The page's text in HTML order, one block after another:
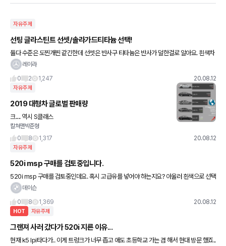
자유주제
선팅 글라스틴트 선셋/솔라가드티타늄 선택!
둘다 수준은 도찐개찐 같긴한데 선셋은 반사구 티타늄은 반사가 덜한걸로 알아요. 흰색차
에 뭐가 이쁠까요? 요즘 나름 젊은이들은 다 반사필름한다는데 ㅠㅠ 프라이버시 유지된
레이라
0
2 1,247 20.08.12
자유주제
2019 대형차 글로벌 판매량
크.... 역시 S클래스
칼쳐맨박준형
0
8 1,317 20.08.12
자유주제
520i msp 구매를 검토중입니다.
520i msp 구매를 검토중인데요. 혹시 고급유를 넣어야 하는지요? 아울러 흰색으로 선택
하려고 하는데 흰색일 경우 할인가 정보 아시면 공유 부탁드릴게요.
데이슨
0
8 1,369 20.08.12
HOT 자유주제
그랜져 사러 갔다가 520i 지른 이유...
현재 k5 lpi타다가.. 이게 트렁크가 너무 좁고 애도 초등학교 가는 겸 해서 현대 방문 했죠..